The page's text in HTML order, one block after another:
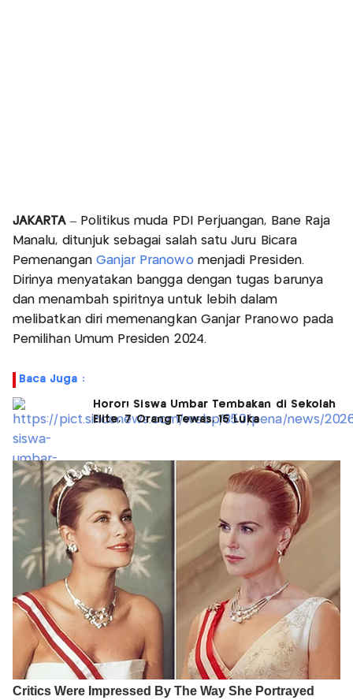
JAKARTA– Politikus muda PDI Perjuangan, Bane Raja
Manalu, ditunjuk sebagai salah satu Juru Bicara
Pemenangan Ganjar Pranowomenjadi Presiden.
Dirinya menyatakan bangga dengan tugas barunya
dan menambah spiritnya untuk lebih dalam
melibatkan diri memenangkan Ganjar Pranowo pada
Pemilihan Umum Presiden 2024.
Baca Juga :
Horor! Siswa Umbar Tembakan di Sekolah
Elite, 7 Orang Tewas, 15 Luka